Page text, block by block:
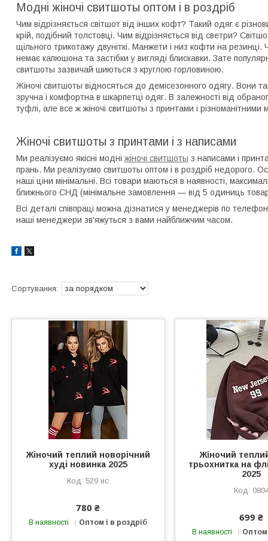
Модні жіночі свитшоты оптом і в роздріб
Чим відрізняється світшот від інших кофт? Такий одяг є
крій, подібний толстовці. Чим відрізняється від светри?
щільного трикотажу двуніткі. Манжети і низ кофти на резинці.
немає капюшона та застібки у вигляді блискавки. Зате
свитшоты зазвичай шиються з круглою горловиною.
Жіночі свитшоты відносяться до демісезонного одягу. Вони
зручна і комфортна в шкарпетці одяг. В залежності від
туфлі, але все ж жіночі свитшоты з принтами і
Жіночі свитшоты з принтами і з написами
Ми реалізуємо якісні модні жіночі свитшоты з написами і
прань. Ми реалізуємо свитшоты оптом і в роздріб недорого.
наші ціни мінімальні. Всі товари маються в наявності,
ближнього СНД (мінімальне замовлення — від 5 одиниць
Всі деталі співпраці можна дізнатися у менеджерів по
наші менеджери зв'яжуться з вами найближчим часом.
Жіночий теплий новорічний
худі новинка 2025
529 ис
780 ₴
В наявності Оптом і в роздріб
Жіночий
трьохнитка на
2025
699 ₴
В наявності Оптом